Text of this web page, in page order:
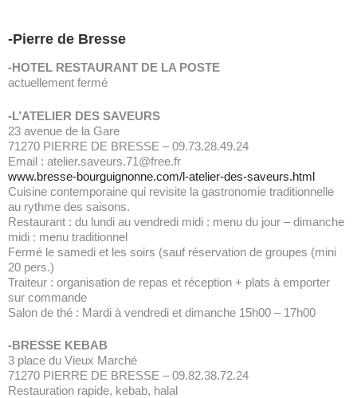
-Pierre de Bresse
-HOTEL RESTAURANT DE LA POSTE
actuellement fermé
-L’ATELIER DES SAVEURS
23 avenue de la Gare
71270 PIERRE DE BRESSE – 09.73.28.49.24
Email : atelier.saveurs.71@free.fr
www.bresse-bourguignonne.com/l-atelier-des-saveurs.html
Cuisine contemporaine qui revisite la gastronomie traditionnelle
au rythme des saisons.
Restaurant : du lundi au vendredi midi : menu du jour – dimanche
midi : menu traditionnel
Fermé le samedi et les soirs (sauf réservation de groupes (mini
20 pers.)
Traiteur : organisation de repas et réception + plats à emporter
sur commande
Salon de thé : Mardi à vendredi et dimanche 15h00 – 17h00
-BRESSE KEBAB
3 place du Vieux Marché
71270 PIERRE DE BRESSE – 09.82.38.72.24
Restauration rapide, kebab, halal